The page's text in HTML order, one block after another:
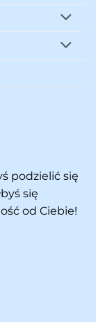
podzielić się
się
od Ciebie!